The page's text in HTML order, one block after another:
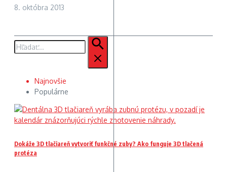
8. októbra 2013
Hľadať:
Najnovšie
Populárne
Dokáže 3D tlačiareň vytvoriť funkčné zuby? Ako funguje 3D tlačená
protéza